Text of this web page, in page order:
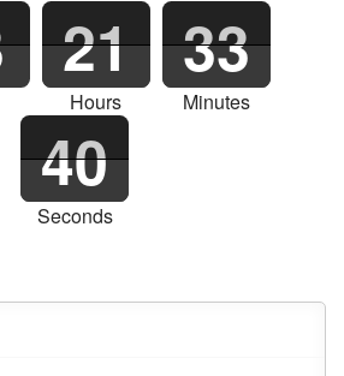
趣味休闲 📌站内服务
21
Hours
33
Minutes
40
Seconds